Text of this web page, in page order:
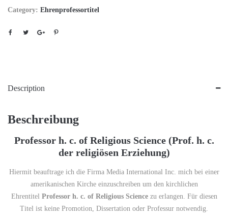
Category: Ehrenprofessortitel
Description
Beschreibung
Professor h. c. of Religious Science (Prof. h. c.
der religiösen Erziehung)
Hiermit beauftrage ich die Firma Media International Inc. mich bei einer
amerikanischen Kirche einzuschreiben um den kirchlichen
Ehrentitel Professor h. c. of Religious Science zu erlangen. Für diesen
Titel ist keine Promotion, Dissertation oder Professur notwendig.